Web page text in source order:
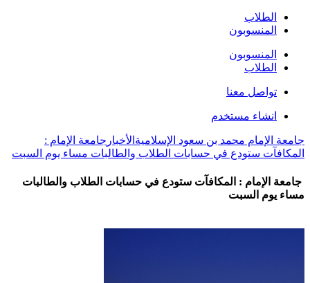
الطلاب
المنسوبون
المنسوبون
الطلاب
تواصل معنا
انشاء مستخدم
جامعة الإمام محمد بن سعود الإسلامية الأخبار جامعة الإمام :
المكافآت ستودع في حسابات الطلاب والطالبات مساء يوم السبت
جامعة الإمام : المكافآت ستودع في حسابات الطلاب والطالبات
مساء يوم السبت